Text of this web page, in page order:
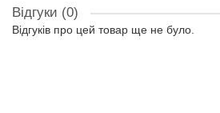
Відгуки (0)
Відгуків про цей товар ще не було.